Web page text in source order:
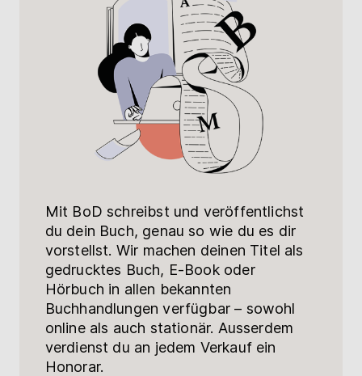
Mit BoD schreibst und veröffentlichst
du dein Buch, genau so wie du es dir
vorstellst. Wir machen deinen Titel als
gedrucktes Buch, E-Book oder
Hörbuch in allen bekannten
Buchhandlungen verfügbar – sowohl
online als auch stationär. Ausserdem
verdienst du an jedem Verkauf ein
Honorar.